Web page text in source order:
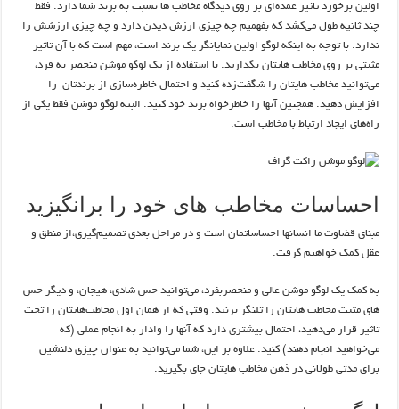
اولین برخورد تاثیر عمده‌ای بر روی دیدگاه مخاطب ها نسبت به برند شما دارد. فقط
چند ثانیه طول می‌کشد که بفهمیم چه چیزی ارزش دیدن دارد و چه چیزی ارزشش را
ندارد. با توجه به اینکه لوگو اولین نمایانگر یک برند است، مهم است که با آن تاثیر
مثبتی بر روی مخاطب هایتان بگذارید. با استفاده از یک لوگو موشن منحصر به فرد،
می‌توانید مخاطب هایتان را شگفت‌زده کنید و احتمال خاطره‌سازی از برندتان را
افزایش دهید. همچنین آنها را خاطرخواه برند خود کنید. البته لوگو موشن فقط یکی از
راه‌های ایجاد ارتباط با مخاطب است.
احساسات مخاطب های خود را برانگیزید
مبنای قضاوت ما انسان‎ها احساساتمان است و در مراحل بعدی تصمیم‌گیری،از منطق و
عقل کمک خواهیم گرفت.
به کمک یک لوگو موشن عالی و منحصربفرد، می‌توانید حس شادی، هیجان، و دیگر حس
های مثبت مخاطب هایتان را تلنگر بزنید. وقتی که از همان اول مخاطب‌هایتان را تحت
تاثیر قرار می‌دهید، احتمال بیشتری دارد که آنها را وادار به انجام عملی (که
می‌خواهید انجام دهند) کنید. علاوه بر این، شما می‌توانید به عنوان چیزی دلنشین
برای مدتی طولانی در ذهن مخاطب هایتان جای بگیرید.